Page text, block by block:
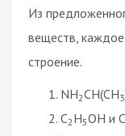
Из
веществ,
строение.
NH2CH(CH3
C2 H5OH и